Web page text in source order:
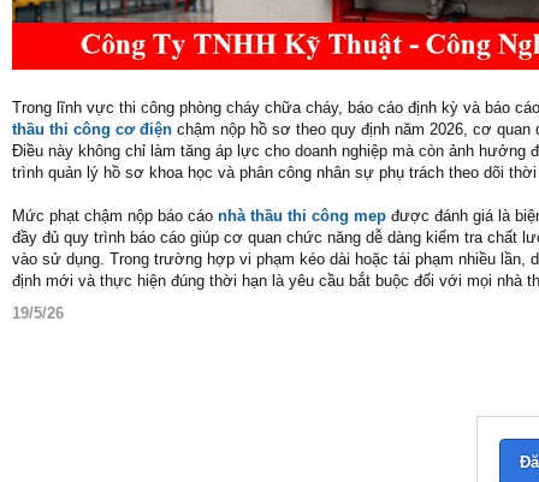
Trong lĩnh vực thi công phòng cháy chữa cháy, báo cáo định kỳ và báo
thầu thi công cơ điện chậm nộp hồ sơ theo quy định năm 2026, cơ
Điều này không chỉ làm tăng áp lực cho doanh nghiệp mà còn ảnh
trình quản lý hồ sơ khoa học và phân công nhân sự phụ trách theo dõi
Mức phạt chậm nộp báo cáo nhà thầu thi công mep được đánh giá là
đầy đủ quy trình báo cáo giúp cơ quan chức năng dễ dàng kiểm tra chất
vào sử dụng. Trong trường hợp vi phạm kéo dài hoặc tái phạm nhiều
định mới và thực hiện đúng thời hạn là yêu cầu bắt buộc đối với mọi nhà
19/5/26